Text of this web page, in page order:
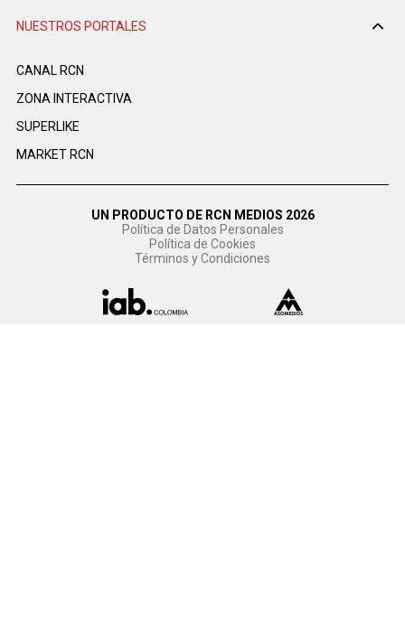
NUESTROS PORTALES
CANAL RCN
ZONA INTERACTIVA
SUPERLIKE
MARKET RCN
UN PRODUCTO DE RCN MEDIOS 2026
Política de Datos Personales
Política de Cookies
Términos y Condiciones